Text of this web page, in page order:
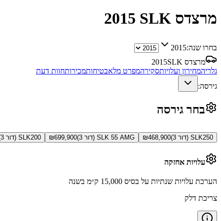
מרצדס SLK 2015
בחרו שנה:2015
מרצדס SLK
2015
גלריהמחירון ועלויותסקירהמפרט מלאבטיחותמכירותחוות דעת
גירסה:
בחר גירסה
SLK250 (דור 3) ₪468,900 SLK 55 AMG (דור 3) ₪699,900 SLK200 (דור 3)
עלויות אחזקה
הערכת עלויות שנתיות על בסיס 15,000 ק״מ בשנה
צריכת דלק